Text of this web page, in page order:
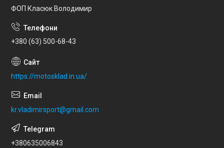
ФОП Класюк Володимир
+380 (63) 500-68-43
https://motosklad.in.ua/
kr.vladimirsport@gmail.com
+380635006843